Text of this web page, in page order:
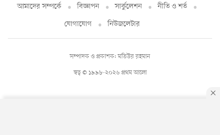
আমাদের সম্পর্কে বিজ্ঞাপন সার্কুলেশন
নীতি ও শর্ত
যোগাযোগ
নিউজলেটার
স্বত্ব © ১৯৯৮-২০২৬ প্রথম আলো
সম্পাদক ও প্রকাশক: মতিউর রহমান